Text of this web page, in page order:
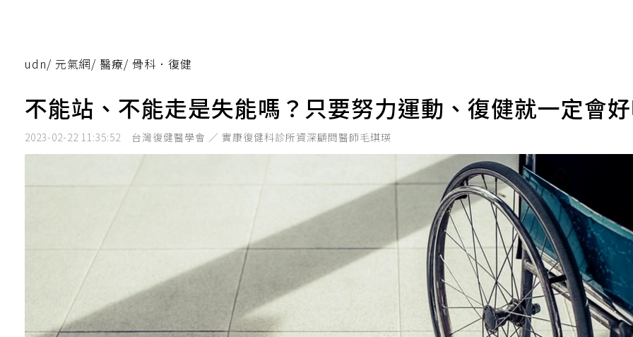
udn/ 元氣網/ 醫療/ 骨科．復健
不能站、不能走是失能嗎？只要努力運動、復健就一定會
2023-02-22 11:35:52 台灣復健醫學會 ／ 實康復健科診所資深顧問醫師毛琪瑛